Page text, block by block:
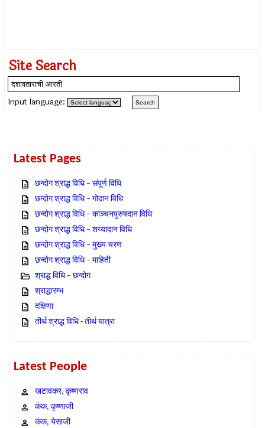
Site Search
Input language:
Latest Pages
छन्दोग श्राद्ध विधि – संपूर्ण विधि
छन्दोग श्राद्ध विधि – गोदान विधि
छन्दोग श्राद्ध विधि – काञ्चनपुरुषदान विधि
छन्दोग श्राद्ध विधि – शय्यादान विधि
छन्दोग श्राद्ध विधि – मुख्य चरण
छन्दोग श्राद्ध विधि – माहिती
श्राद्ध विधि – छन्दोग
श्राद्धारम्भ
दक्षिणा
तीर्थ श्राद्ध विधि - तीर्थ यात्रा
Latest People
खटावकर, कृष्णराव
कंक, कृष्णाजी
कंक, येसाजी